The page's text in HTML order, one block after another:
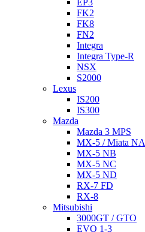
EP3
FK2
FK8
FN2
Integra
Integra Type-R
NSX
S2000
Lexus
IS200
IS300
Mazda
Mazda 3 MPS
MX-5 / Miata NA
MX-5 NB
MX-5 NC
MX-5 ND
RX-7 FD
RX-8
Mitsubishi
3000GT / GTO
EVO 1-3